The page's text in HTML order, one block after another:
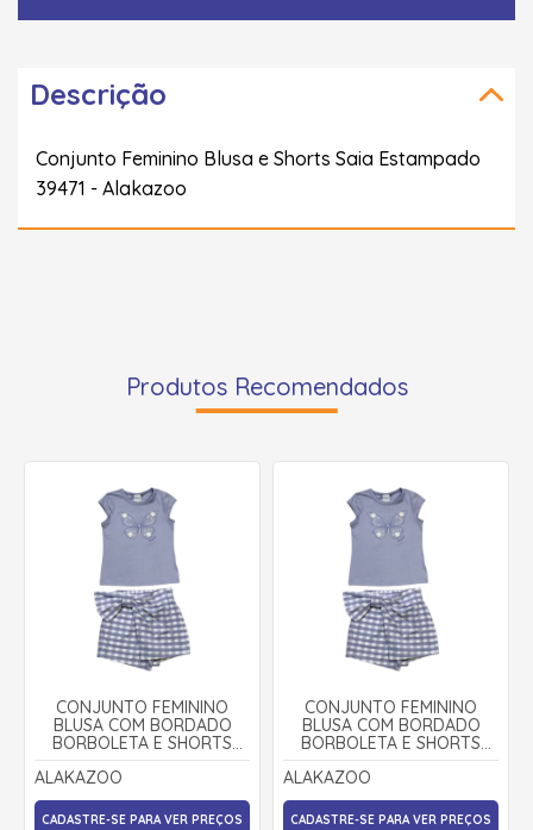
Descrição
Conjunto Feminino Blusa e Shorts Saia Estampado
39471 - Alakazoo
Produtos Recomendados
CONJUNTO FEMININO
BLUSA COM BORDADO
BORBOLETA E SHORTS
SAIA A0107 - ALAKAZOO
ALAKAZOO
CADASTRE-SE PARA VER PREÇOS
CONJUNTO FEMININO
BLUSA COM BORDADO
BORBOLETA E SHORTS
SAIA A0107 - ALAKAZOO
ALAKAZOO
CADASTRE-SE PARA VER PREÇOS